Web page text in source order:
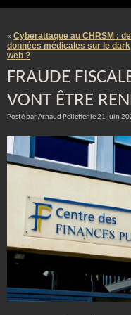
« Cyberattaque au CHRSM :
données médicales sur le dark
web ?
FRAUDE
VONT ÊTRE
Posté par Arnaud Pelletier le 21 juin